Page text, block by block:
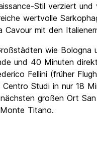
Stil verziert
wertvolle
mit den
wie Bologna
und 40 Minuten
Fellini (früher
Centro Studi in nur 18
großen Ort
Titano.